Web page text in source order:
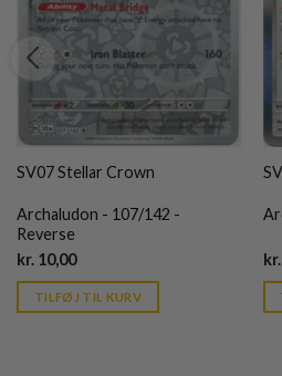
SV07 Stellar Crown
Archaludon - 107/142 -
Reverse
kr. 10,00Current
is:
kr. 39,95.
TILFØJ TIL KURV
kr.